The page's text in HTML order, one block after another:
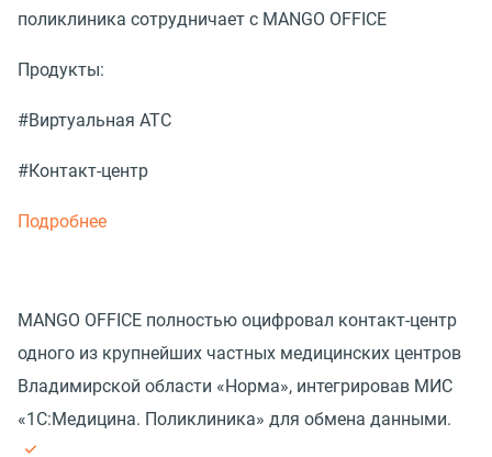
поликлиника сотрудничает с MANGO OFFICE
Продукты:
#Виртуальная АТС
#Контакт-центр
Подробнее
MANGO OFFICE полностью оцифровал контакт-центр
одного из крупнейших частных медицинских центров
Владимирской области «Норма», интегрировав МИС
«1С:Медицина. Поликлиника» для обмена данными.